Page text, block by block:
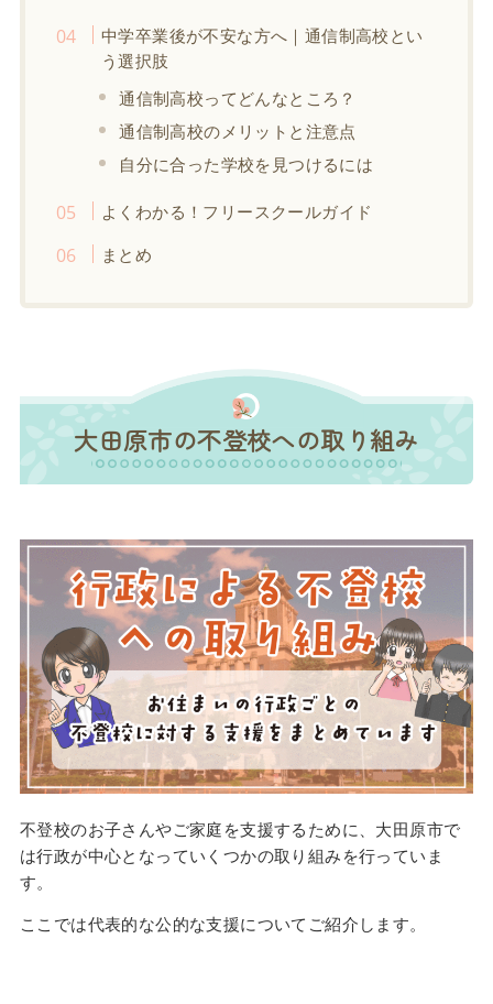
中学卒業後が不安な方へ｜通信制高校とい
う選択肢
通信制高校ってどんなところ？
通信制高校のメリットと注意点
自分に合った学校を見つけるには
よくわかる！フリースクールガイド
まとめ
大田原市の不登校への取り組み
不登校のお子さんやご家庭を支援するために、大田原市で
は行政が中心となっていくつかの取り組みを行っていま
す。
ここでは代表的な公的な支援についてご紹介します。